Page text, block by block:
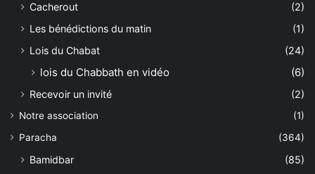
Cacherout
(2)
Les bénédictions du matin
(1)
Lois du Chabat
(24)
lois du Chabbath en vidéo (6)
Recevoir un invité (2)
Notre association
(1)
Paracha
(364)
Bamidbar (85)